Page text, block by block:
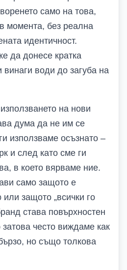
само на това,
момента, без реална
идентичност.
да донесе кратка
винаги води до загуба на
на нови
дума да не им се
използваме осъзнато –
и след като сме ги
в което вярваме ние.
само защото е
защото „всички го
става повърхностен
често виждаме как
но също толкова